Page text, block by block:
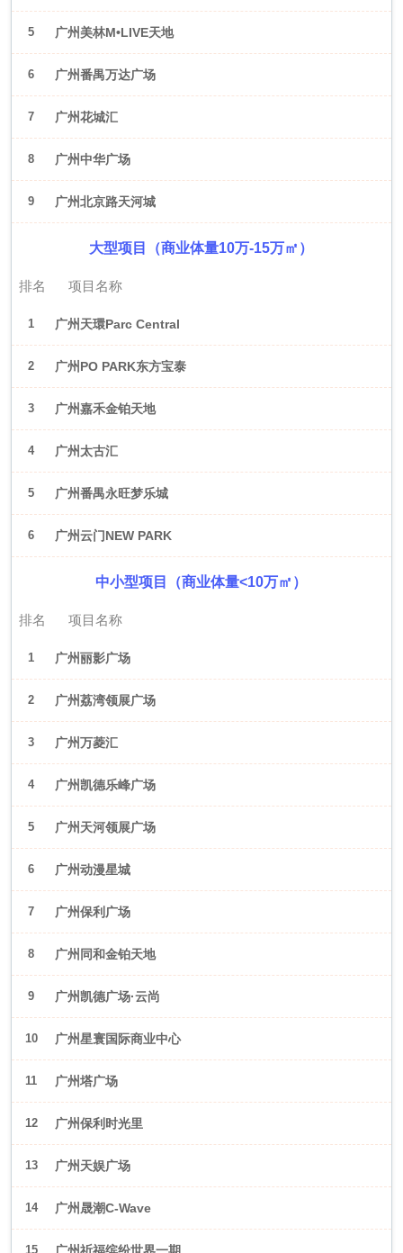
5 广州美林M•LIVE天地
6 广州番禺万达广场
7 广州花城汇
8 广州中华广场
9 广州北京路天河城
大型项目（商业体量10万-15万㎡）
排名 项目名称
1 广州天環Parc Central
2 广州PO PARK东方宝泰
3 广州嘉禾金铂天地
4 广州太古汇
5 广州番禺永旺梦乐城
6 广州云门NEW PARK
中小型项目（商业体量<10万㎡）
排名 项目名称
1 广州丽影广场
2 广州荔湾领展广场
3 广州万菱汇
4 广州凯德乐峰广场
5 广州天河领展广场
6 广州动漫星城
7 广州保利广场
8 广州同和金铂天地
9 广州凯德广场·云尚
10 广州星寰国际商业中心
11 广州塔广场
12 广州保利时光里
13 广州天娱广场
14 广州晟潮C-Wave
15